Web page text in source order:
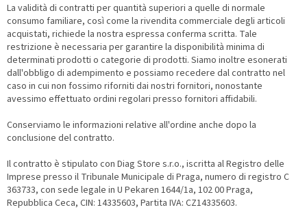
La validità di contratti per quantità superiori a quelle di normale
consumo familiare, così come la rivendita commerciale degli articoli
acquistati, richiede la nostra espressa conferma scritta. Tale
restrizione è necessaria per garantire la disponibilità minima di
determinati prodotti o categorie di prodotti. Siamo inoltre esonerati
dall'obbligo di adempimento e possiamo recedere dal contratto nel
caso in cui non fossimo riforniti dai nostri fornitori, nonostante
avessimo effettuato ordini regolari presso fornitori affidabili.
Conserviamo le informazioni relative all'ordine anche dopo la
conclusione del contratto.
Il contratto è stipulato con Diag Store s.r.o., iscritta al Registro delle
Imprese presso il Tribunale Municipale di Praga, numero di registro C
363733, con sede legale in U Pekaren 1644/1a, 102 00 Praga,
Repubblica Ceca, CIN: 14335603, Partita IVA: CZ14335603.